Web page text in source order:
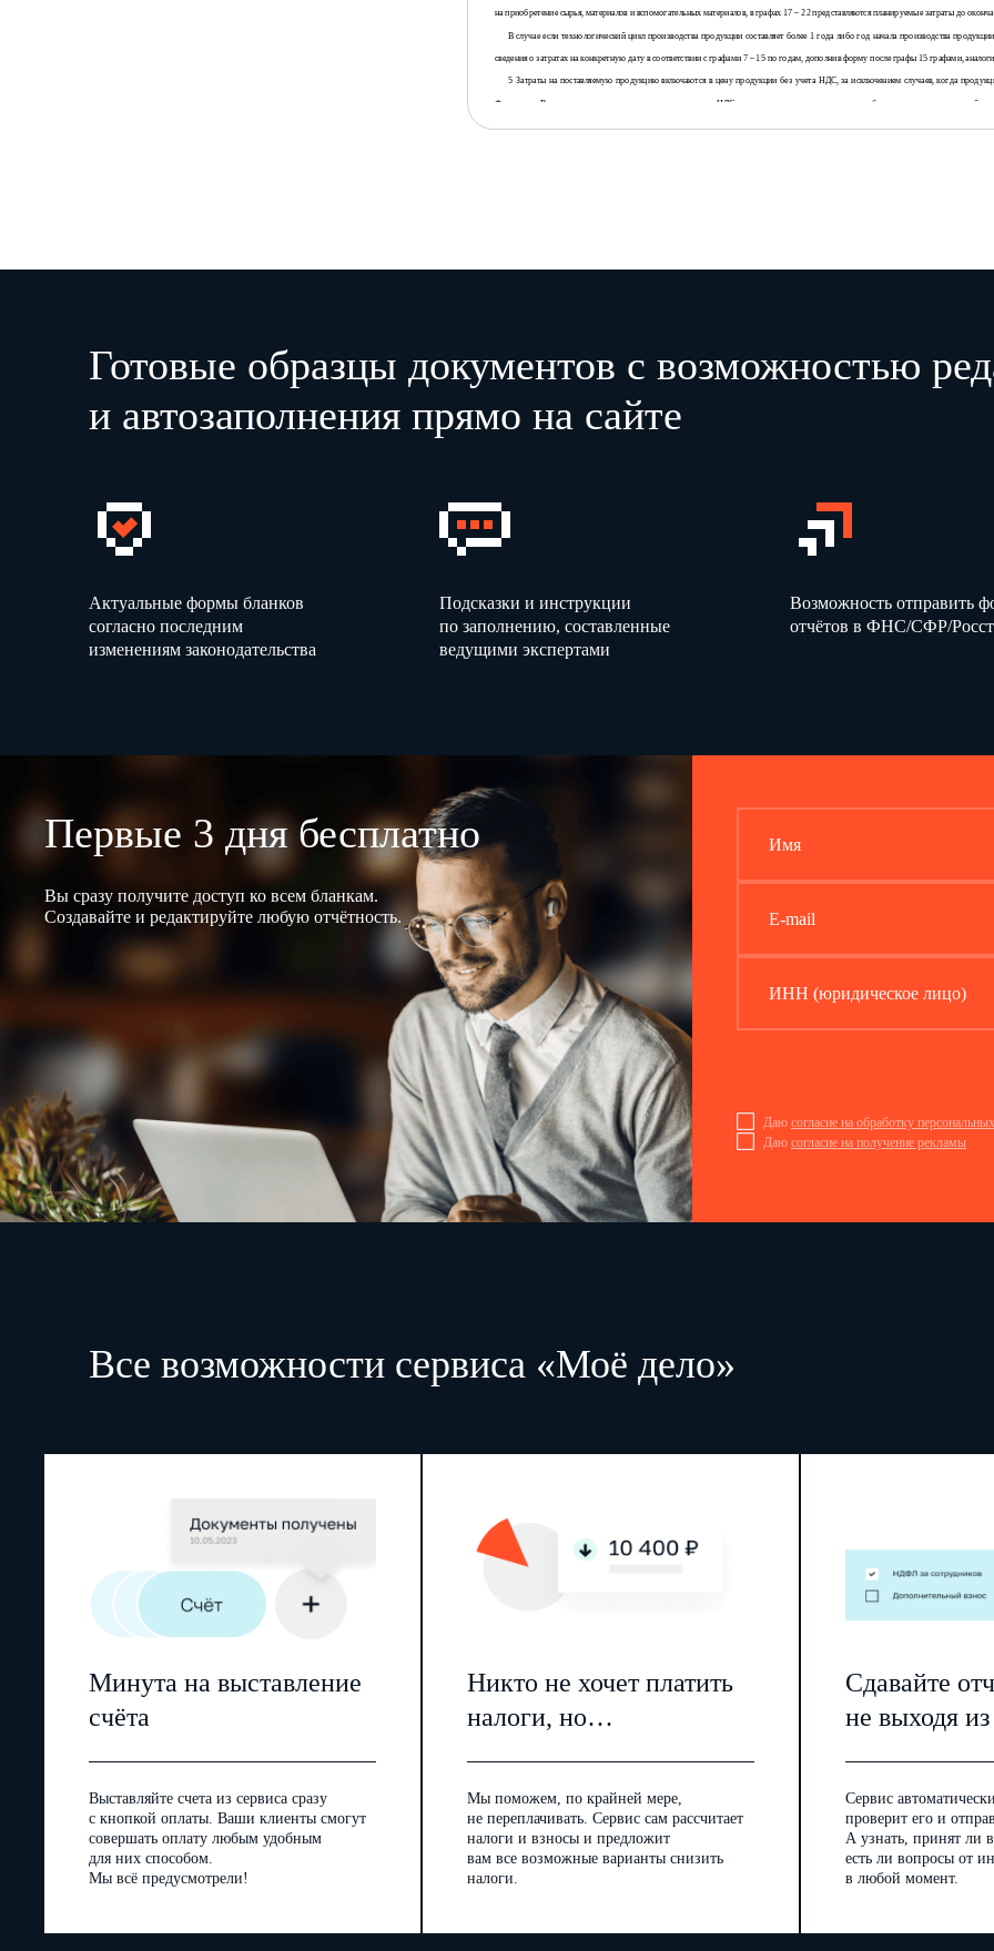
на приобретение сырья, материалов и вспомогательных материалов, в графах 17 – 22 представляются планируемые затраты до
В случае если технологический цикл производства продукции составляет более 1 года либо год начала производства
сведения о затратах на конкретную дату в соответствии с графами 7 – 15 по годам, дополнив форму после графы 15 графами,
5 Затраты на поставляемую продукцию включаются в цену продукции без учета НДС, за исключением случаев, когда
Федерации. В таких случаях затраты указываются с учетом НДС и представляется соответствующее обоснование в пояснительной
Готовые образцы документов с возможностью
и автозаполнения прямо на сайте
Актуальные формы бланков
согласно последним
изменениям законодательства
Подсказки и инструкции
по заполнению, составленные
ведущими экспертами
Возможность отправить
отчётов в ФНС/СФР/
Первые 3 дня бесплатно
Вы сразу получите доступ ко всем бланкам.
Создавайте и редактируйте любую отчётность.
Имя
E-mail
ИНН (юридическое лицо)
Даю согласие на обработку
Даю согласие на получение рекламы
Все возможности сервиса «Моё дело»
Минута на выставление
счёта
Выставляйте счета из сервиса сразу
с кнопкой оплаты. Ваши клиенты смогут
совершать оплату любым удобным
для них способом.
Мы всё предусмотрели!
Никто не хочет платить
налоги, но…
Мы поможем, по крайней мере,
не переплачивать. Сервис сам рассчитает
налоги и взносы и предложит
вам все возможные варианты снизить
налоги.
Сдавайте
не выходя
Сервис
проверит его и
А узнать, принят ли
есть ли вопросы от
в любой момент.